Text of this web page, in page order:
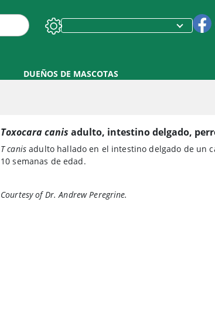
DUEÑOS DE MASCOTAS
Toxocara canis adulto, intestino delgado,
T canisadulto hallado en el intestino delgado de un
10 semanas de edad.
Courtesy of Dr. Andrew Peregrine.